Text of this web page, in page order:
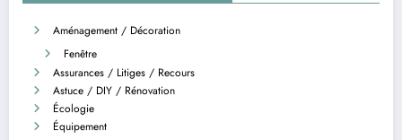
Aménagement / Décoration
Fenêtre
Assurances / Litiges / Recours
Astuce / DIY / Rénovation
Écologie
Équipement